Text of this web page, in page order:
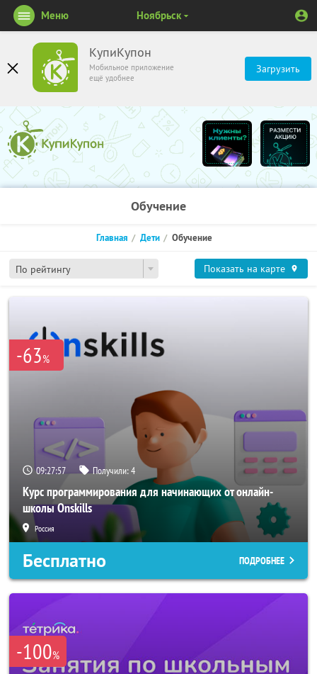
КупиКупон
Мобильное приложение
ещё удобнее
Загрузить
Меню Ноябрьск
Обучение
По рейтингу
Главная Дети Обучение
Показать на карте
-63%
09:27:57 Получили:4
Курс программирования для начинающих от онлайн-
школы Onskills
Россия
Бесплатно ПОДРОБНЕЕ
-100%